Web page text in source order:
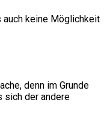
auch keine Möglichkeit
denn im Grunde
sich der andere